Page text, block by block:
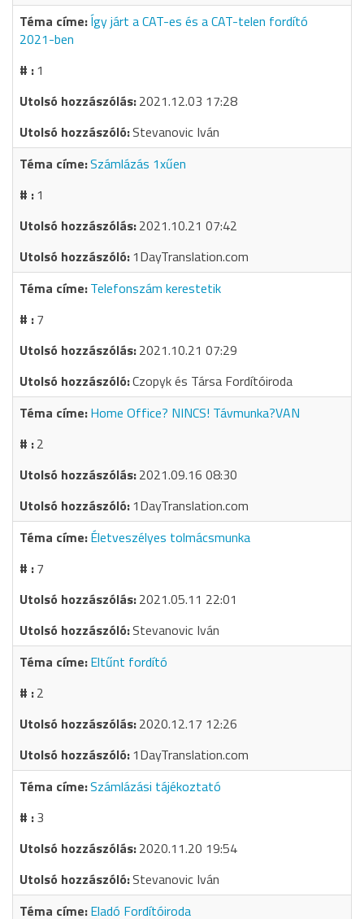
Így járt a CAT-es és a CAT-telen fordító
2021-ben
1
2021.12.03 17:28
Stevanovic Iván
Számlázás 1xűen
1
2021.10.21 07:42
1DayTranslation.com
Telefonszám kerestetik
7
2021.10.21 07:29
Czopyk és Társa Fordítóiroda
Home Office? NINCS! Távmunka?VAN
2
2021.09.16 08:30
1DayTranslation.com
Életveszélyes tolmácsmunka
7
2021.05.11 22:01
Stevanovic Iván
Eltűnt fordító
2
2020.12.17 12:26
1DayTranslation.com
Számlázási tájékoztató
3
2020.11.20 19:54
Stevanovic Iván
Eladó Fordítóiroda